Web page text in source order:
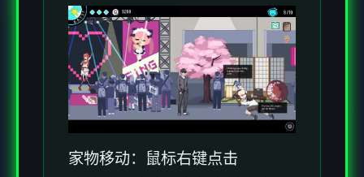
家物移动：鼠标右键点击